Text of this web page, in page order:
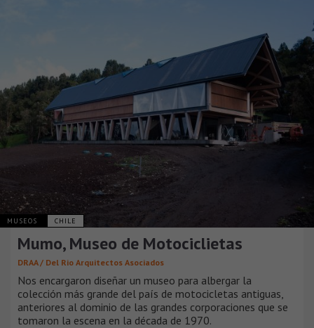
MUSEOS CHILE
Mumo, Museo de Motociclietas
DRAA / Del Rio Arquitectos Asociados
Nos encargaron diseñar un museo para albergar la
colección más grande del país de motocicletas antiguas,
anteriores al dominio de las grandes corporaciones que se
tomaron la escena en la década de 1970.